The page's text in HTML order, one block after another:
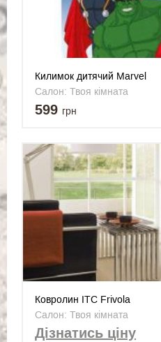
Килимок дитячий Marvel
Салон: Твоя кімната
599 грн
Ковролин ITC Frivola
Салон: Твоя кімната
Дізнатись ціну